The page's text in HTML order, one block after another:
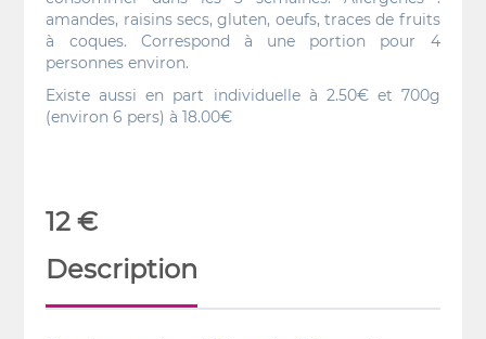
amandes, raisins secs, gluten, oeufs, traces de fruits
à coques. Correspond à une portion pour 4
personnes environ.
Existe aussi en part individuelle à 2.50€ et 700g
(environ 6 pers) à 18.00€
12 €
Description